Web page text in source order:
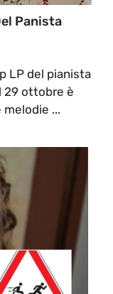
Panista
LP del pianista
29 ottobre è
...